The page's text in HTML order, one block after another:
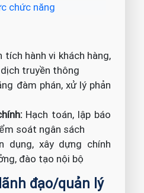
chức năng
tích hành vi khách hàng,
truyền thông
đàm phán, xử lý phản
Hạch toán, lập báo
soát ngân sách
dụng, xây dựng chính
đào tạo nội bộ
đạo/quản lý